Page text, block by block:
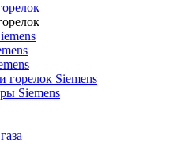
горелок Siemens
Siemens